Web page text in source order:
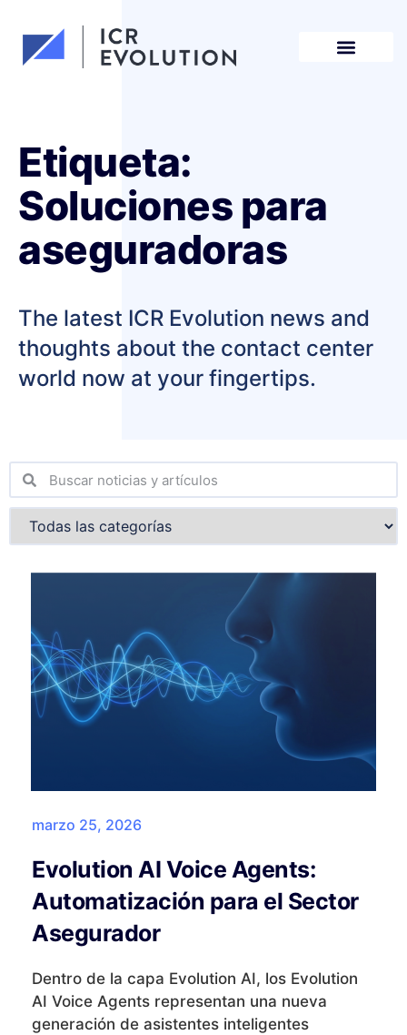
Etiqueta:
Soluciones para
aseguradoras
The latest ICR Evolution news and
thoughts about the contact center
world now at your fingertips.
marzo 25, 2026
Evolution AI Voice Agents:
Automatización para el Sector
Asegurador
Dentro de la capa Evolution AI, los Evolution
AI Voice Agents representan una nueva
generación de asistentes inteligentes